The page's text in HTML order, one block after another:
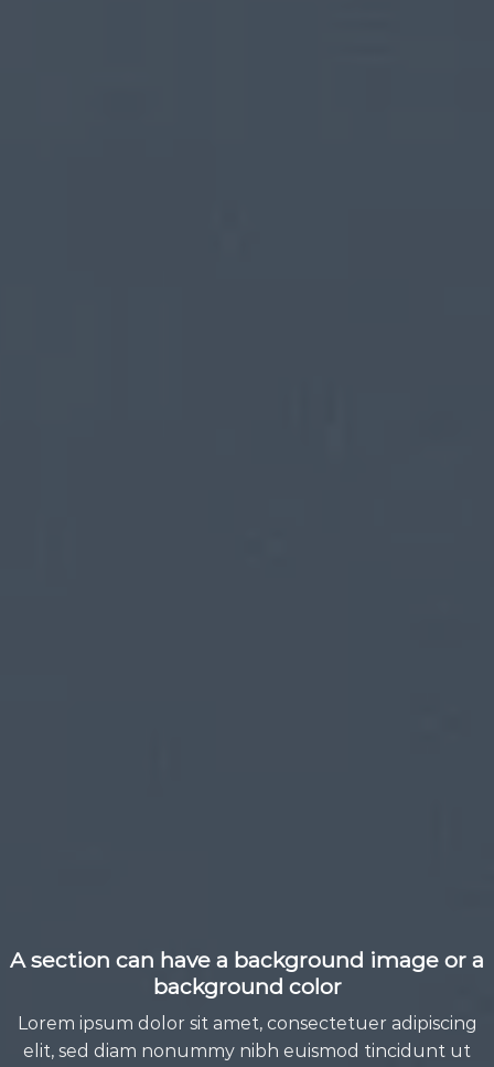
A section can have a background image or a
background color
Lorem ipsum dolor sit amet, consectetuer adipiscing
elit, sed diam nonummy nibh euismod tincidunt ut